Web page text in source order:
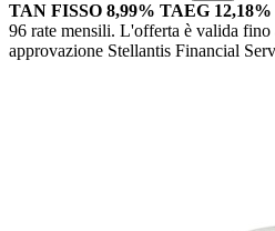
TAN FISSO 8,99% TAEG 12,18%
96 rate mensili. L'offerta è valida fino
approvazione Stellantis Financial